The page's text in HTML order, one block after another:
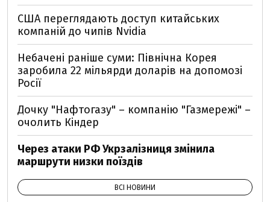
США переглядають доступ китайських
компаній до чипів Nvidia
Небачені раніше суми: Північна Корея
заробила 22 мільярди доларів на допомозі
Росії
Дочку "Нафтогазу" – компанію "Газмережі" –
очолить Кіндер
Через атаки РФ Укрзалізниця змінила
маршрути низки поїздів
ВСІ НОВИНИ